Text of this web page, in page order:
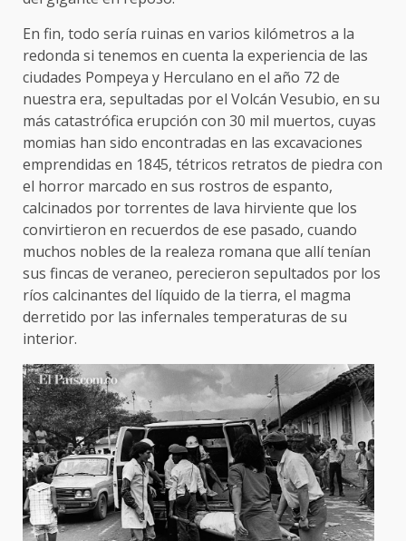
En fin, todo sería ruinas en varios kilómetros a la
redonda si tenemos en cuenta la experiencia de las
ciudades Pompeya y Herculano en el año 72 de
nuestra era, sepultadas por el Volcán Vesubio, en su
más catastrófica erupción con 30 mil muertos, cuyas
momias han sido encontradas en las excavaciones
emprendidas en 1845, tétricos retratos de piedra con
el horror marcado en sus rostros de espanto,
calcinados por torrentes de lava hirviente que los
convirtieron en recuerdos de ese pasado, cuando
muchos nobles de la realeza romana que allí tenían
sus fincas de veraneo, perecieron sepultados por los
ríos calcinantes del líquido de la tierra, el magma
derretido por las infernales temperaturas de su
interior.